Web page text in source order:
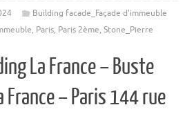
Building facade_Façade d'immeuble
, Paris, Paris 2ème, Stone_Pierre
La France – Buste
France – Paris 144 rue